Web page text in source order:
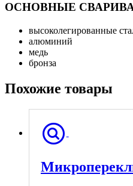
ОСНОВНЫЕ
высоколегированные
алюминий
медь
бронза
Похожие товары